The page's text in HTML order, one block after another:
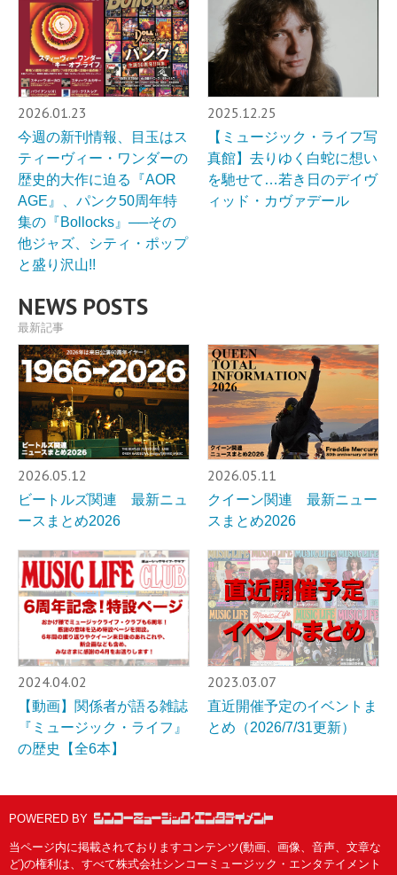
2026.01.23
今週の新刊情報、目玉はス
ティーヴィー・ワンダーの
歴史的大作に迫る『AOR
AGE』、パンク50周年特
集の『Bollocks』──その
他ジャズ、シティ・ポップ
と盛り沢山!!
2025.12.25
【ミュージック・ライフ写
真館】去りゆく白蛇に想い
を馳せて…若き日のデイヴ
ィッド・カヴァデール
NEWS POSTS
最新記事
2026.05.12
ビートルズ関連 最新ニュ
ースまとめ2026
2026.05.11
クイーン関連 最新ニュー
スまとめ2026
2024.04.02
【動画】関係者が語る雑誌
『ミュージック・ライフ』
の歴史【全6本】
2023.03.07
直近開催予定のイベントま
とめ（2026/7/31更新）
POWERED BY
当ページ内に掲載されておりますコンテンツ(動画、画像、音声、文章な
ど)の権利は、すべて株式会社シンコーミュージック・エンタテイメント